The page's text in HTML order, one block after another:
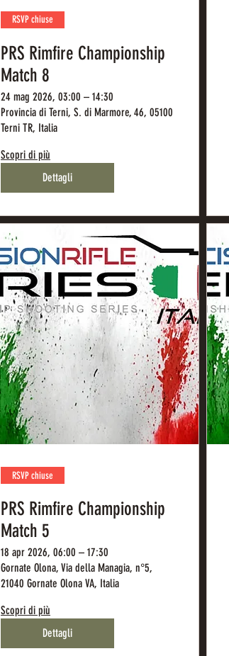
RSVP chiuse
PRS Rimfire Championship
Match 8
24 mag 2026, 03:00 – 14:30
Provincia di Terni, S. di Marmore, 46, 05100
Terni TR, Italia
Scopri di più
Dettagli
RSVP chiuse
PRS Rimfire Championship
Match 5
18 apr 2026, 06:00 – 17:30
Gornate Olona, Via della Managia, n°5,
21040 Gornate Olona VA, Italia
Scopri di più
Dettagli